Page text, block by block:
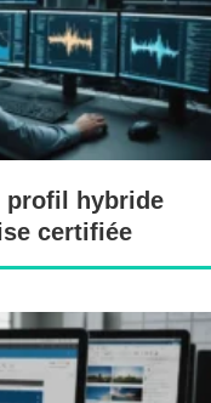
profil hybride
certifiée